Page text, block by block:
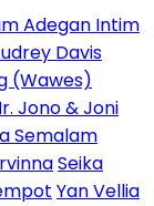
Adegan Intim
Davis
(Wawes)
Jono & Joni
Semalam
Seika
Yan Vellia